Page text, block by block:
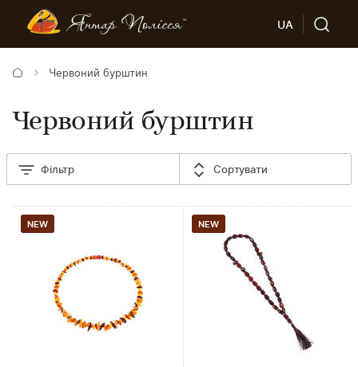
UA
Червоний бурштин
Червоний бурштин
Фільтр Сортувати
NEW NEW